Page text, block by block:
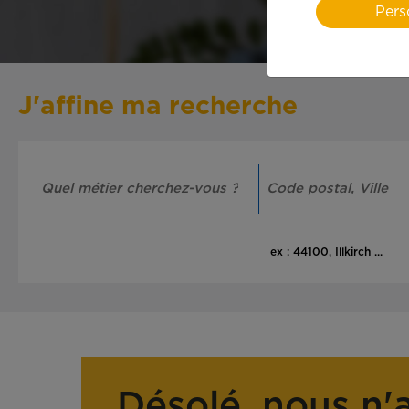
J'affine ma recherche
ex : 44100, Illkirch ...